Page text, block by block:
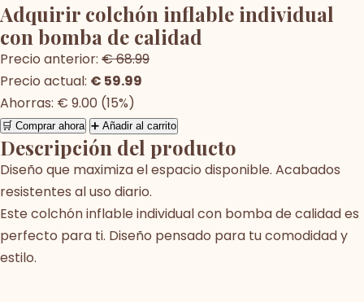
Adquirir colchón inflable individual
con bomba de calidad
Precio anterior: € 68.99
Precio actual: € 59.99
Ahorras: € 9.00 (15%)
🛒 Comprar ahora ➕ Añadir al carrito
Descripción del producto
Diseño que maximiza el espacio disponible. Acabados
resistentes al uso diario.
Este colchón inflable individual con bomba de calidad es
perfecto para ti. Diseño pensado para tu comodidad y
estilo.